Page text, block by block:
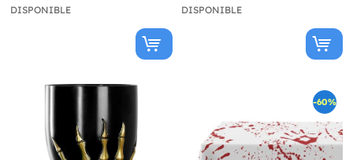
DISPONIBLE DISPONIBLE
-60%